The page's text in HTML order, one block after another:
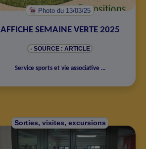
Photodu 13/03/25
AFFICHE SEMAINE VERTE 2025
- SOURCE : ARTICLE
Service sports et vie associative ...
Sorties, visites, excursions